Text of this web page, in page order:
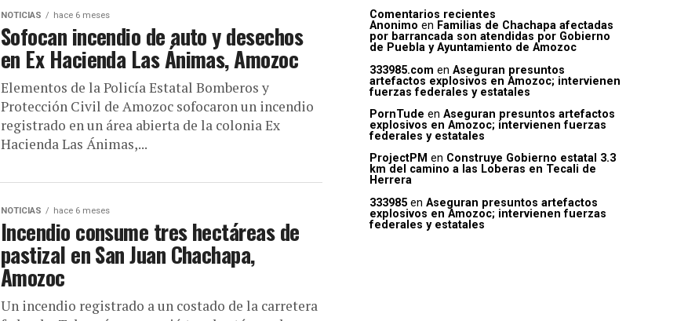
NOTICIAS hace 6 meses
Sofocan incendio de auto y desechos
en Ex Hacienda Las Ánimas, Amozoc
Elementos de la Policía Estatal Bomberos y
Protección Civil de Amozoc sofocaron un incendio
registrado en un área abierta de la colonia Ex
Hacienda Las Ánimas,...
NOTICIAS hace 6 meses
Incendio consume tres hectáreas de
pastizal en San Juan Chachapa,
Amozoc
Un incendio registrado a un costado de la carretera
Comentarios recientes
Anonimo en Familias de Chachapa afectadas
por barrancada son atendidas por Gobierno
de Puebla y Ayuntamiento de Amozoc
333985.com en Aseguran presuntos
artefactos explosivos en Amozoc; intervienen
fuerzas federales y estatales
PornTude en Aseguran presuntos artefactos
explosivos en Amozoc; intervienen fuerzas
federales y estatales
ProjectPM en Construye Gobierno estatal 3.3
km del camino a las Loberas en Tecali de
Herrera
333985 en Aseguran presuntos artefactos
explosivos en Amozoc; intervienen fuerzas
federales y estatales